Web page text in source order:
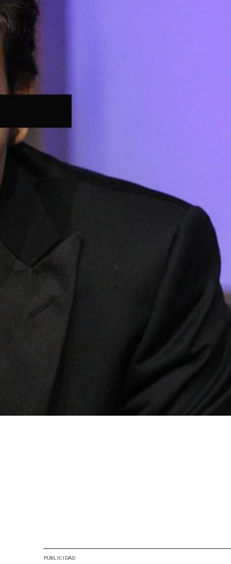
PUBLICIDAD